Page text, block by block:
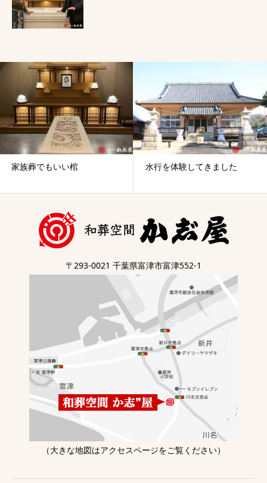
家族葬でもいい棺 水行を体験してきました
〒293-0021 千葉県富津市富津552-1
（大きな地図はアクセスページをご覧ください）